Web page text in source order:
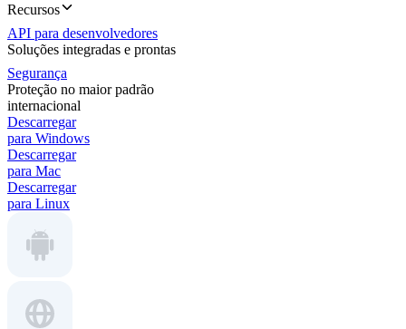
Recursos
API para desenvolvedores
Soluções integradas e prontas
Segurança
Proteção no maior padrão
internacional
Descarregar
para Windows
Descarregar
para Mac
Descarregar
para Linux